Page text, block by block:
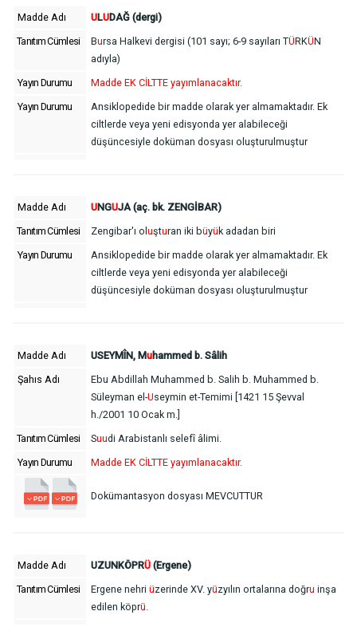
Madde Adı ULUDAĞ (dergi)
Tanıtım Cümlesi
Bursa Halkevi dergisi (101 sayı; 6-9 sayıları TÜRKÜN
adıyla)
Yayın Durumu
Madde EK CİLTTE yayımlanacaktır.
Yayın Durumu
Ansiklopedide bir madde olarak yer almamaktadır. Ek
ciltlerde veya yeni edisyonda yer alabileceği
düşüncesiyle doküman dosyası oluşturulmuştur
Madde Adı UNGUJA (aç. bk. ZENGİBAR)
Tanıtım Cümlesi
Zengibar'ı ol uşturan iki büyü k adadan biri
Yayın Durumu
Ansiklopedide bir madde olarak yer almamaktadır. Ek
ciltlerde veya yeni edisyonda yer alabileceği
düşüncesiyle doküman dosyası oluşturulmuştur
Madde Adı USEYMÎN, Muhammed b. Sâlih
Şahıs Adı
Ebu Abdillah Muhammed b. Salih b. Muhammed b.
Süleyman el-Useymin et-Temimi [1421 15 Şevval
h./2001 10 Ocak m.]
Tanıtım Cümlesi
Suudi Arabistanlı selefî âlimi.
Yayın Durumu
Madde EK CİLTTE yayımlanacaktır.
Dokümantasyon dosyası MEVCUTTUR
Madde Adı UZUNKÖPRÜ (Ergene)
Tanıtım Cümlesi
Ergene nehri üzerinde XV. yüzyılın ortalarına doğru inşa
edilen köprü.